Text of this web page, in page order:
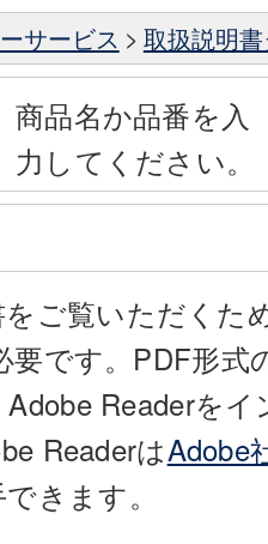
サービス > 取扱説明
商品名か品番を入
力してください。
ご覧いただくた
要です。PDF形
Adobe Readerを
ReaderはAdobe
きます。